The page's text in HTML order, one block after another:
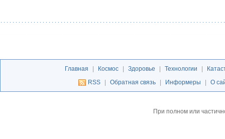
Главная | Космос | Здоровье | Технологии |
RSS
| Обратная связь | Информеры | О
При полном или